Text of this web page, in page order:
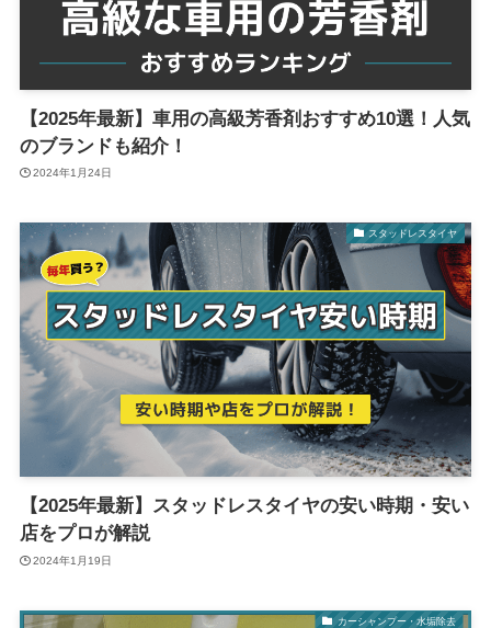
【2025年最新】車用の高級芳香剤おすすめ10選！人気
のブランドも紹介！
2024年1月24日
スタッドレスタイヤ
【2025年最新】スタッドレスタイヤの安い時期・安い
店をプロが解説
2024年1月19日
カーシャンプー・水垢除去